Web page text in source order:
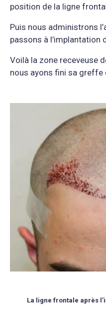
position de la ligne
Puis nous administrons
passons à l’implantation
Voilà la zone receveuse
nous ayons fini sa greffe
La ligne frontale après